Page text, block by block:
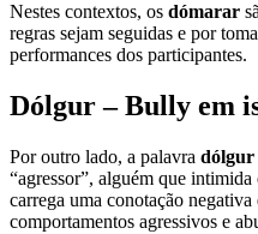
Nestes contextos, os dómarar
regras sejam seguidas e por
performances dos participantes.
Dólgur – Bully em
Por outro lado, a palavra dólgur
“agressor”, alguém que
carrega uma conotação negativa
comportamentos agressivos e